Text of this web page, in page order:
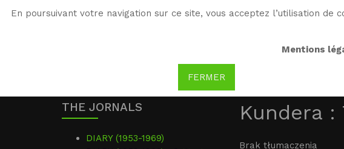
En poursuivant votre navigation sur ce site, vous acceptez l’utilisation
Mentions
FERMER
Kundera
Brak tłumaczenia
THE JORNALS
DIARY (1953-1969)